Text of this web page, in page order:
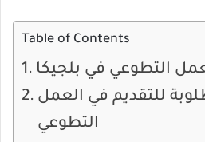
Table of Contents
التطوعي في بلجيكا
للتقديم في العمل
التطوعي